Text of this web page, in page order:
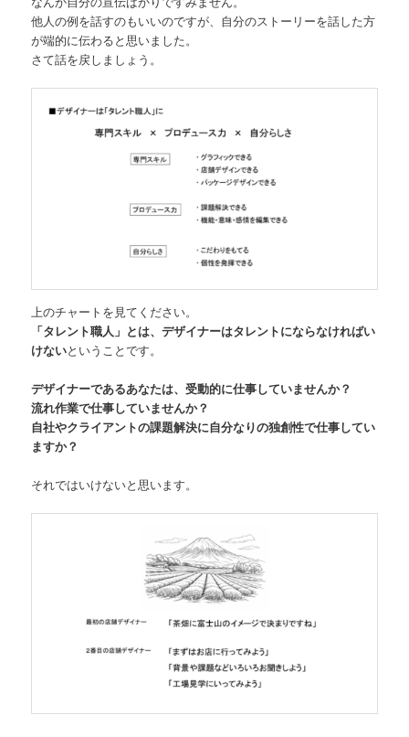
他人の例を話すのもいいのですが、自分のストーリーを話した方
が端的に伝わると思いました。
さて話を戻しましょう。
上のチャートを見てください。
「タレント職人」とは、デザイナーはタレントにならなければい
けないということです。
デザイナーであるあなたは、受動的に仕事していませんか？
流れ作業で仕事していませんか？
自社やクライアントの課題解決に自分なりの独創性で仕事してい
ますか？
それではいけないと思います。